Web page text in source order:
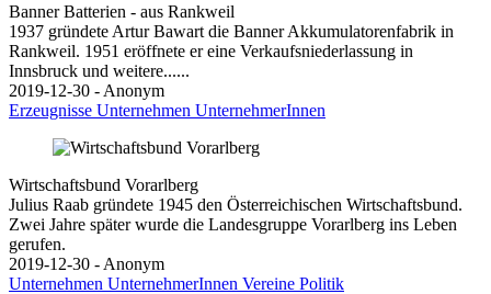
Banner Batterien - aus Rankweil
1937 gründete Artur Bawart die Banner Akkumulatorenfabrik in
Rankweil. 1951 eröffnete er eine Verkaufsniederlassung in
Innsbruck und weitere......
2019-12-30 - Anonym
Erzeugnisse Unternehmen UnternehmerInnen
Wirtschaftsbund Vorarlberg
Julius Raab gründete 1945 den Österreichischen Wirtschaftsbund.
Zwei Jahre später wurde die Landesgruppe Vorarlberg ins Leben
gerufen.
2019-12-30 - Anonym
Unternehmen UnternehmerInnen Vereine Politik